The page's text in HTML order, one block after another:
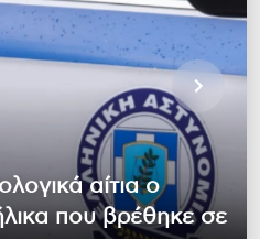
αίτια ο
που βρέθηκε σε